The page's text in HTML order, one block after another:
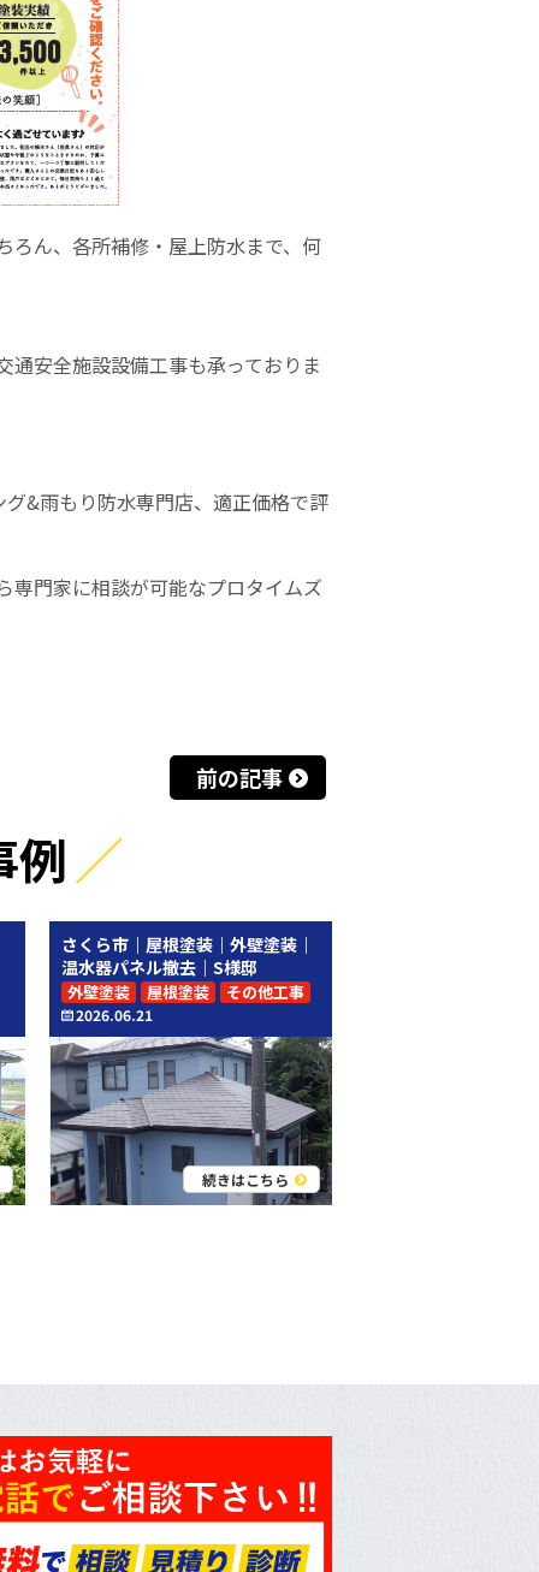
ろん、各所補修・屋上防水まで、何
安全施設設備工事も承っておりま
&雨もり防水専門店、適正価格で評
専門家に相談が可能なプロタイムズ
前の記事
例
さくら市｜屋根塗装｜外壁塗装｜
温水器パネル撤去｜S様邸
2026.06.21
続きはこちら
外壁塗装 屋根塗装 その他工事